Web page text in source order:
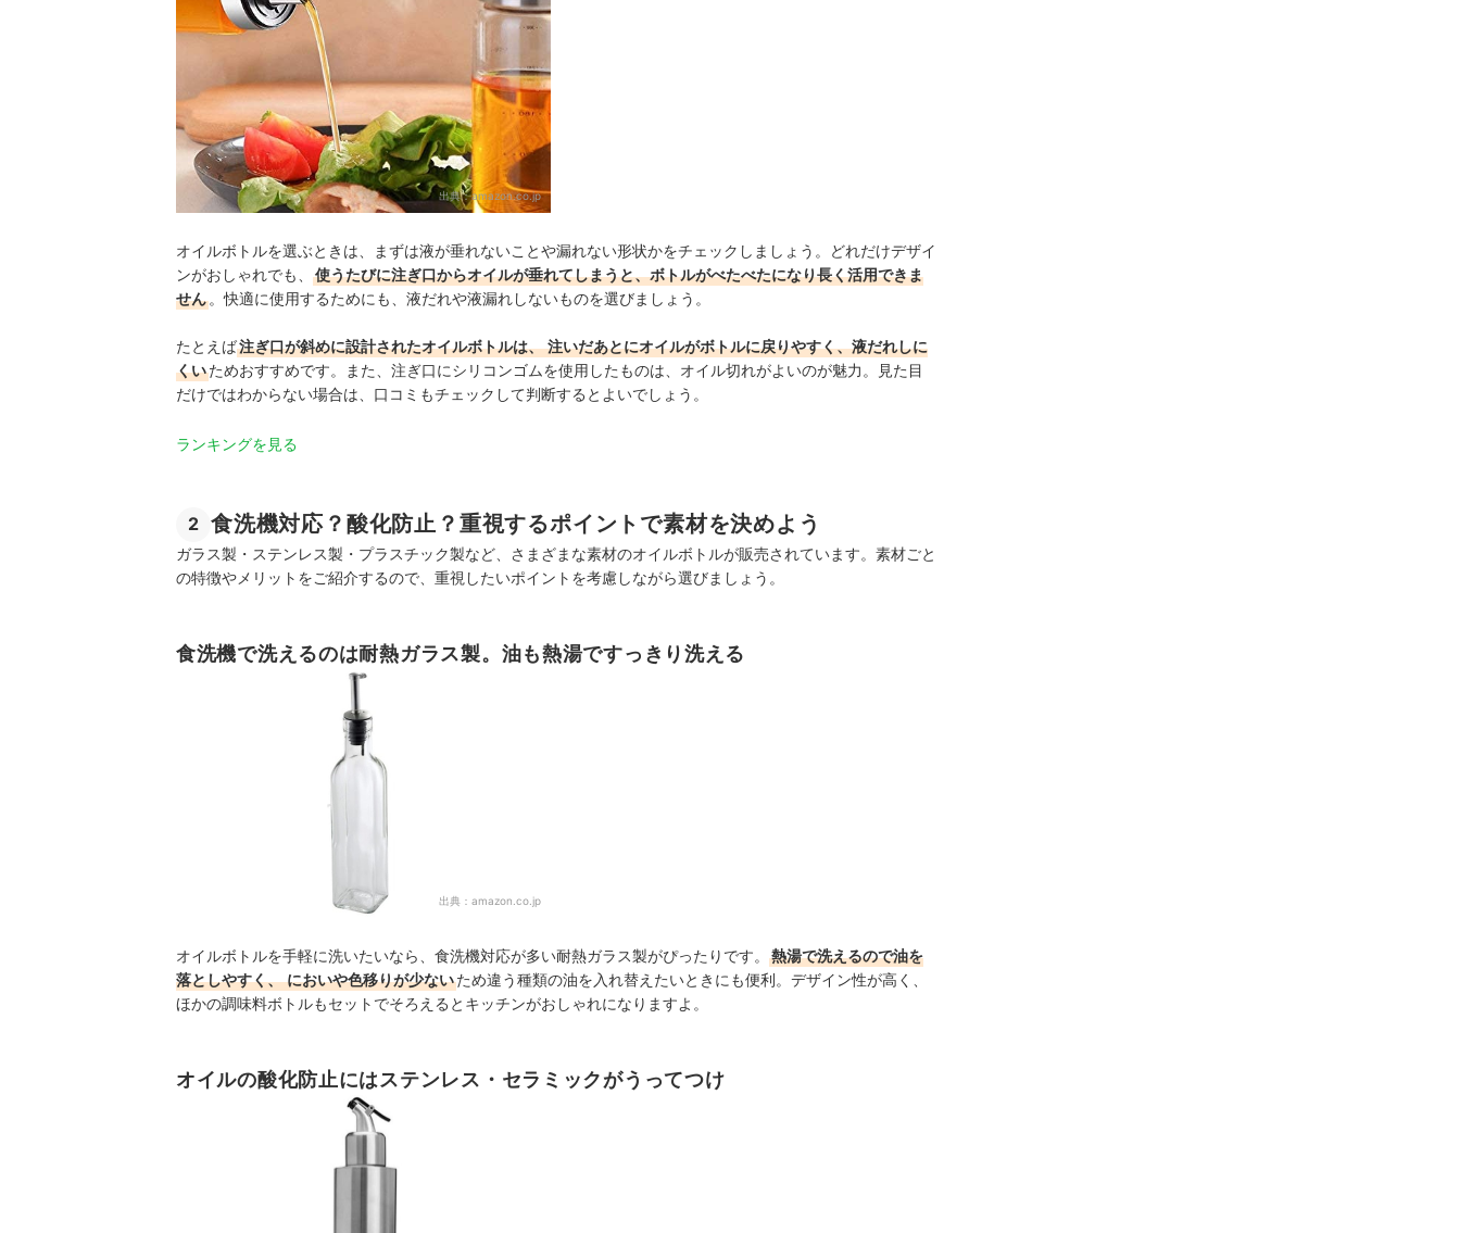
出典：amazon.co.jp
オイルボトルを選ぶときは、まずは液が垂れないことや漏れない形状かをチェックしましょう。どれだけデザイ
ンがおしゃれでも、
使うたびに注ぎ口からオイルが垂れてしまうと、ボトルがべたべたになり長く活用できま
せん 。快適に使用するためにも、液だれや液漏れしないものを選びましょう。
たとえば注ぎ口が斜めに設計されたオイルボトルは、 注いだあとにオイルがボトルに戻りやすく、液だれしに
くいためおすすめです。また、注ぎ口にシリコンゴムを使用したものは、オイル切れがよいのが魅力。見た目
だけではわからない場合は、口コミもチェックして判断するとよいでしょう。
ランキングを見る
2 食洗機対応？酸化防止？重視するポイントで素材を決めよう
ガラス製・ステンレス製・プラスチック製など、さまざまな素材のオイルボトルが販売されています。素材ごと
の特徴やメリットをご紹介するので、重視したいポイントを考慮しながら選びましょう。
食洗機で洗えるのは耐熱ガラス製。油も熱湯ですっきり洗える
出典： amazon.co.jp
オイルボトルを手軽に洗いたいなら、食洗機対応が多い耐熱ガラス製がぴったりです。
熱湯で洗えるので油を
落としやすく、 においや色移りが少ないため違う種類の油を入れ替えたいときにも便利。 デザイン性が高く、
ほかの調味料ボトルもセットでそろえるとキッチンがおしゃれになりますよ。
オイルの酸化防止にはステンレス・セラミックがうってつけ